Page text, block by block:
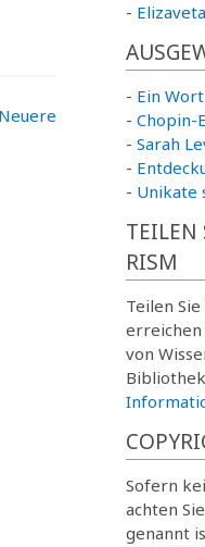
Neuere
-
- Ein
- Chopin-
- Sarah
-
- Unikate
TEILEN
RISM
Teilen
erreichen
von
Sofern
achten
genannt